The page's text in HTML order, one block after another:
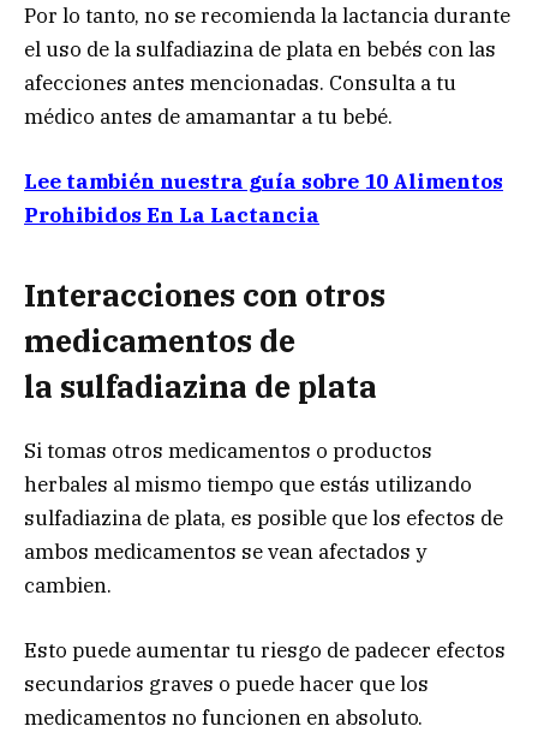
Por lo tanto, no se recomienda la lactancia durante
el uso de la sulfadiazina de plata en bebés con las
afecciones antes mencionadas. Consulta a tu
médico antes de amamantar a tu bebé.
Lee también nuestra guía sobre 10 Alimentos
Prohibidos En La Lactancia
Interacciones con otros
medicamentos de
la sulfadiazina de plata
Si tomas otros medicamentos o productos
herbales al mismo tiempo que estás utilizando
sulfadiazina de plata, es posible que los efectos de
ambos medicamentos se vean afectados y
cambien.
Esto puede aumentar tu riesgo de padecer efectos
secundarios graves o puede hacer que los
medicamentos no funcionen en absoluto.